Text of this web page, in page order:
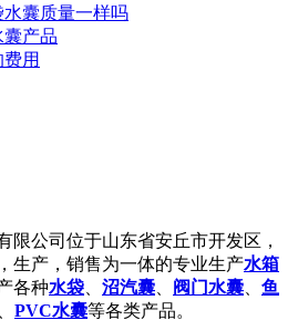
囊质量一样吗
囊产品
用
公司位于山东省安丘市开发区，
生产，销售为一体的专业生产水箱
各种水袋、 沼汽囊、 阀门水囊、 鱼
、 PVC水囊等各类产品。